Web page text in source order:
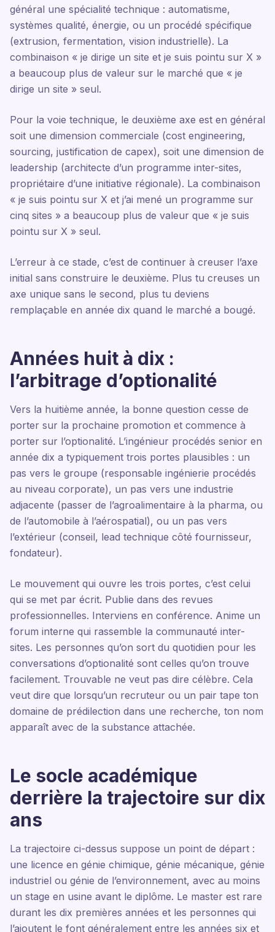
général une spécialité technique : automatisme,
systèmes qualité, énergie, ou un procédé spécifique
(extrusion, fermentation, vision industrielle). La
combinaison « je dirige un site et je suis pointu sur X »
a beaucoup plus de valeur sur le marché que « je
dirige un site » seul.
Pour la voie technique, le deuxième axe est en général
soit une dimension commerciale (cost engineering,
sourcing, justification de capex), soit une dimension de
leadership (architecte d’un programme inter-sites,
propriétaire d’une initiative régionale). La combinaison
« je suis pointu sur X et j’ai mené un programme sur
cinq sites » a beaucoup plus de valeur que « je suis
pointu sur X » seul.
L’erreur à ce stade, c’est de continuer à creuser l’axe
initial sans construire le deuxième. Plus tu creuses un
axe unique sans le second, plus tu deviens
remplaçable en année dix quand le marché a bougé.
Années huit à dix :
l’arbitrage d’optionalité
Vers la huitième année, la bonne question cesse de
porter sur la prochaine promotion et commence à
porter sur l’optionalité. L’ingénieur procédés senior en
année dix a typiquement trois portes plausibles : un
pas vers le groupe (responsable ingénierie procédés
au niveau corporate), un pas vers une industrie
adjacente (passer de l’agroalimentaire à la pharma, ou
de l’automobile à l’aérospatial), ou un pas vers
l’extérieur (conseil, lead technique côté fournisseur,
fondateur).
Le mouvement qui ouvre les trois portes, c’est celui
qui se met par écrit. Publie dans des revues
professionnelles. Interviens en conférence. Anime un
forum interne qui rassemble la communauté inter-
sites. Les personnes qu’on sort du quotidien pour les
conversations d’optionalité sont celles qu’on trouve
facilement. Trouvable ne veut pas dire célèbre. Cela
veut dire que lorsqu’un recruteur ou un pair tape ton
domaine de prédilection dans une recherche, ton nom
apparaît avec de la substance attachée.
Le socle académique
derrière la trajectoire sur dix
ans
La trajectoire ci-dessus suppose un point de départ :
une licence en génie chimique, génie mécanique, génie
industriel ou génie de l’environnement, avec au moins
un stage en usine avant le diplôme. Le master est rare
durant les dix premières années et les personnes qui
l’ajoutent le font généralement entre les années six et